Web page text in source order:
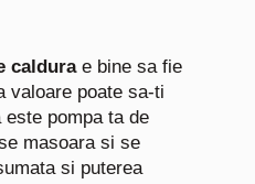
caldurae bine sa fie
valoare poate sa-ti
pompa ta de
masoara si se
si puterea